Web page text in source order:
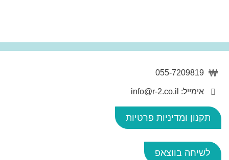
055-7209819
אימייל: info@r-2.co.il
תקנון ומדיניות פרטיות
לשיחה בווצאפ